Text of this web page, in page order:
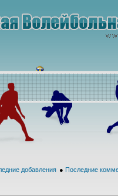
добавления ● Последние